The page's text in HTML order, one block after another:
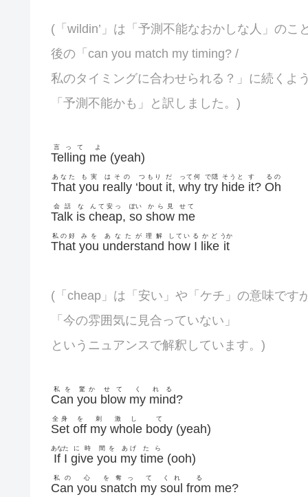
(「wildin’」は「予測不能なおかしな人」のこ
後の「can you match my timing? /
私のタイミングに合わせられる？」に続くよ
「予測不能かも」と訳しました。)
Telling
言って
me
よ
(yeah)
That
あなた
you
も実
really
はその
‘bout
つもり
it
だ
, why
って何
try
で隠
hide
そうと
it
す
? Oh
るの
Talk
会話
is
な
cheap
んて安っ
, so
ぽい
show
から見
me
せて
That
私の好
you
みを
understand
あなたが理解
how
してい
I
る
like
かど
it
うか
(「cheap」は「安い」や「ケチ」の意味です
「今の雰囲気に見合っていない」
というニュアンスで解釈しています。)
Can
私を
you
驚か
blow
せて
my
く
mind
れる
?
Set
全身
off
を
my
刺
whole
激し
body
て
(yeah)
If
あな
I
た
give
に時
you
間を
my
あげ
time
たら
(ooh)
Can
私の
you
心
snatch
を奪っ
my
て
soul
くれ
from
る
me?